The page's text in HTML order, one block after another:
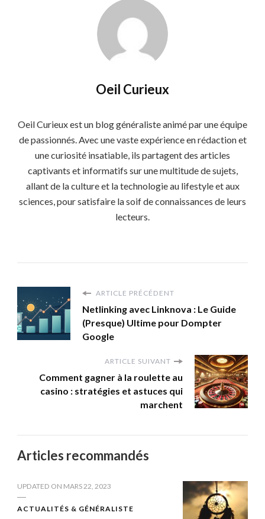
Oeil Curieux
Oeil Curieux est un blog généraliste animé par une équipe
de passionnés. Avec une vaste expérience en rédaction et
une curiosité insatiable, ils partagent des articles
captivants et informatifs sur une multitude de sujets,
allant de la culture et la technologie au lifestyle et aux
sciences, pour satisfaire la soif de connaissances de leurs
lecteurs.
ARTICLE PRÉCÉDENT
Netlinking avec Linknova : Le Guide
(Presque) Ultime pour Dompter
Google
ARTICLE SUIVANT
Comment gagner à la roulette au
casino : stratégies et astuces qui
marchent
Articles recommandés
UPDATED ON MARS 22, 2023
ACTUALITÉS & GÉNÉRALISTE